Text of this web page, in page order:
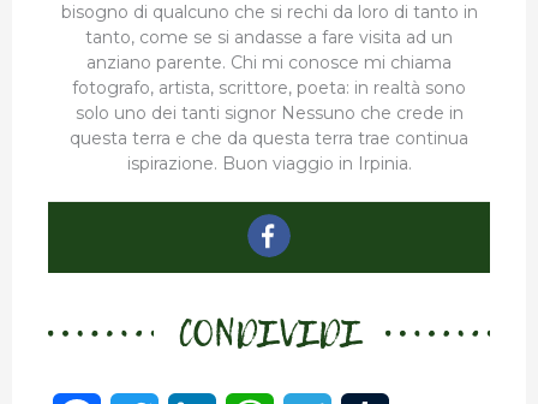
bisogno di qualcuno che si rechi da loro di tanto in
tanto, come se si andasse a fare visita ad un
anziano parente. Chi mi conosce mi chiama
fotografo, artista, scrittore, poeta: in realtà sono
solo uno dei tanti signor Nessuno che crede in
questa terra e che da questa terra trae continua
ispirazione. Buon viaggio in Irpinia.
CONDIVIDI